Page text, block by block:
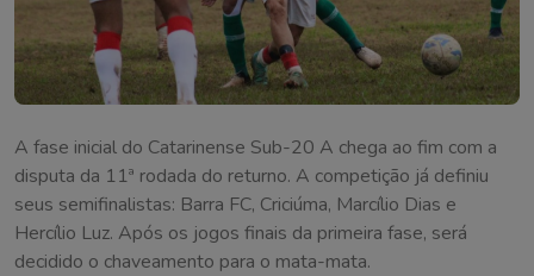
A fase inicial do Catarinense Sub-20 A chega ao fim com a
disputa da 11ª rodada do returno. A competição já definiu
seus semifinalistas: Barra FC, Criciúma, Marcílio Dias e
Hercílio Luz. Após os jogos finais da primeira fase, será
decidido o chaveamento para o mata-mata.